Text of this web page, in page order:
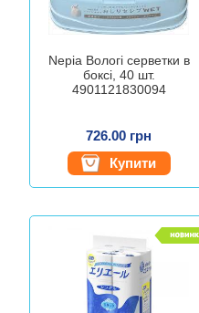
Nepia Вологі серветки в
боксі, 40 шт.
4901121830094
726.00 грн
Купити